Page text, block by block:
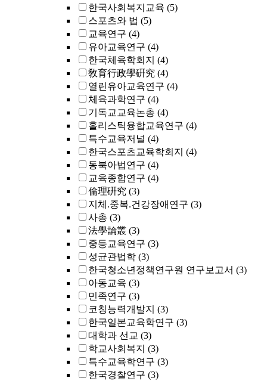
한국사회복지교육 (5)
스포츠와 법 (5)
교육연구 (4)
유아교육연구 (4)
한국체육학회지 (4)
敎育行政學硏究 (4)
열린유아교육연구 (4)
체육과학연구 (4)
기독교교육논총 (4)
홀리스틱융합교육연구 (4)
특수교육저널 (4)
한국스포츠교육학회지 (4)
동북아법연구 (4)
교육종합연구 (4)
倫理硏究 (3)
지체.중복.건강장애연구 (3)
사총 (3)
法學論叢 (3)
중등교육연구 (3)
성균관법학 (3)
한국청소년정책연구원 연구보고서 (3)
아동교육 (3)
민족연구 (3)
코칭능력개발지 (3)
한국일본교육학연구 (3)
대학과 선교 (3)
학교사회복지 (3)
특수교육학연구 (3)
한국경찰연구 (3)